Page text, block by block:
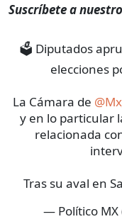
Suscríbete a
🗳️ Diputados
elecciones
La Cámara de
y en lo particular
relacionada
Tras su aval en
— Político MX